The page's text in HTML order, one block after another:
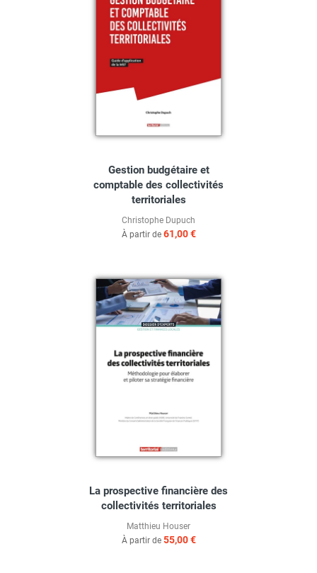
Gestion budgétaire et
comptable des collectivités
territoriales
Christophe Dupuch
À partir de 61,00 €
La prospective financière des
collectivités territoriales
Matthieu Houser
À partir de 55,00 €